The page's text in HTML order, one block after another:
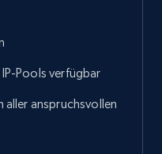
Pools verfügbar
aller anspruchsvollen